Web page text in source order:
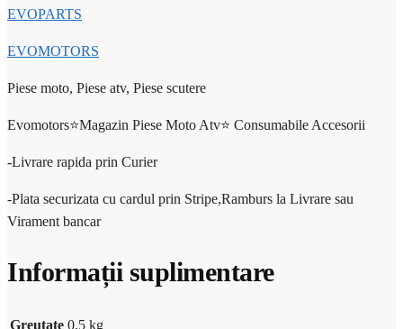
EVOPARTS
EVOMOTORS
Piese moto, Piese atv, Piese scutere
Evomotors⭐️Magazin Piese Moto Atv⭐️ Consumabile Accesorii
-Livrare rapida prin Curier
-Plata securizata cu cardul prin Stripe,Ramburs la Livrare sau
Virament bancar
Informații suplimentare
Greutate 0,5 kg